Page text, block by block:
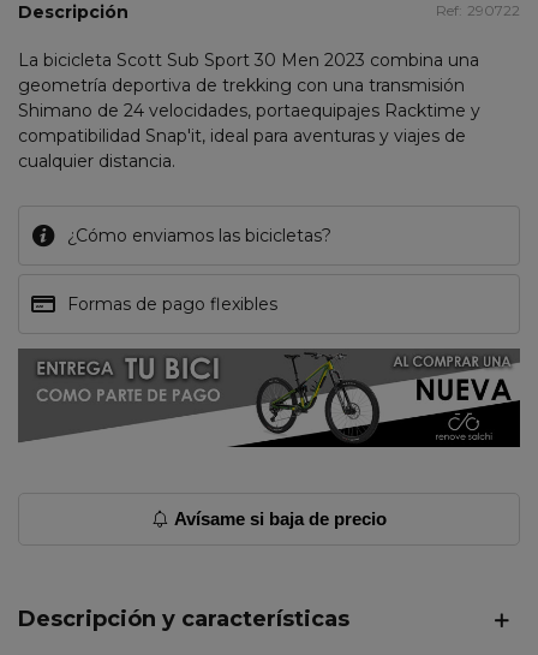
Descripción Ref: 290722
La bicicleta Scott Sub Sport 30 Men 2023 combina una
geometría deportiva de trekking con una transmisión
Shimano de 24 velocidades, portaequipajes Racktime y
compatibilidad Snap'it, ideal para aventuras y viajes de
cualquier distancia.
¿Cómo enviamos las bicicletas?
Formas de pago flexibles
Avísame si baja de precio
Descripción y características